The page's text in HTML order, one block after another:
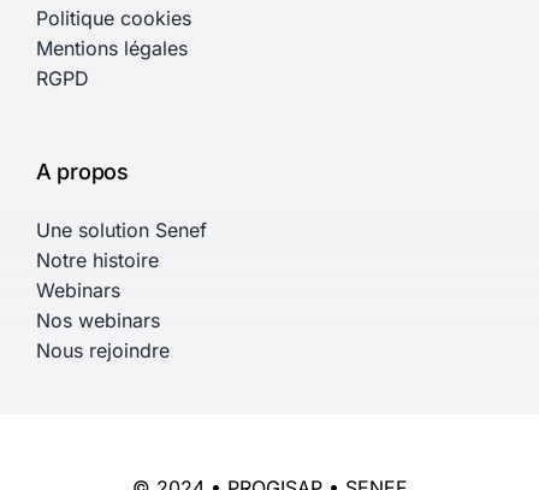
Politique cookies
Mentions légales
RGPD
A propos
Une solution Senef
Notre histoire
Webinars
Nos webinars
Nous rejoindre